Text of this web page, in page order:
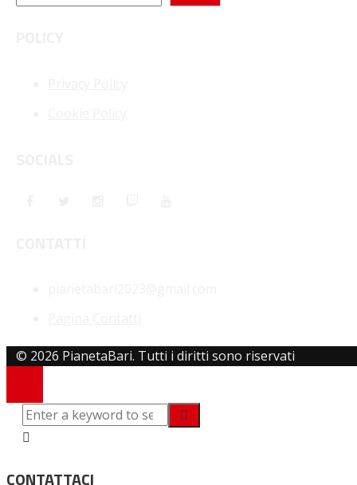
© 2026 PianetaBari. Tutti i diritti sono riservati
CONTATTACI